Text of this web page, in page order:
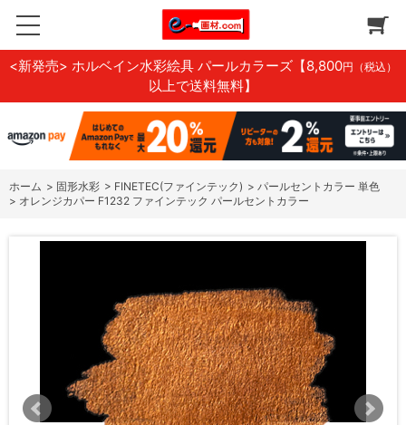
<新発売> ホルベイン水彩絵具 パールカラーズ 【8,800円（税込）
以上で送料無料】
ホーム > 固形水彩 > FINETEC(ファインテック) > パールセントカラー 単色
> オレンジカパー F1232 ファインテック パールセントカラー